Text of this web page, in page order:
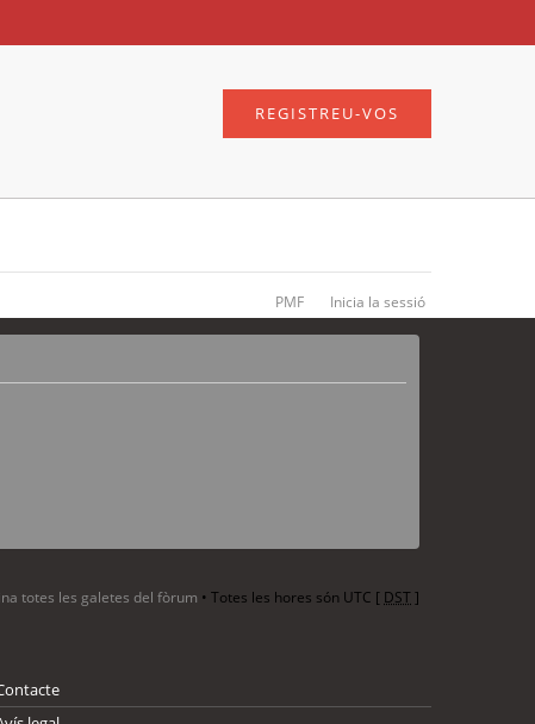
REGISTREU-VOS
PMF Inicia la sessió
totes les galetes del fòrum • Totes les hores són UTC [ DST]